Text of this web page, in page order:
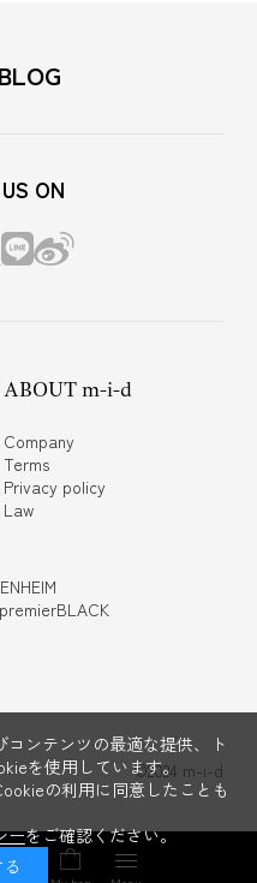
ON
ABOUT m-i-d
Company
Terms
Privacy policy
Law
©2024 m-i-d
ンテンツの最適な提供、ト
を使用しています。
の利用に同意したことも
ーをご確認ください。